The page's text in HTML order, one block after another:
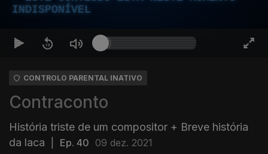
INDISPONÍVEL
CONTROLO PARENTAL INATIVO
Contraconto
História triste de um compositor + Breve história
da laca
Ep. 40 09 dez. 2021